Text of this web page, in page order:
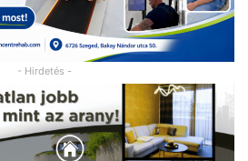
- Hirdetés -